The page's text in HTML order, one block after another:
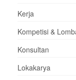
Kerja
Kompetisi &
Konsultan
Lokakarya